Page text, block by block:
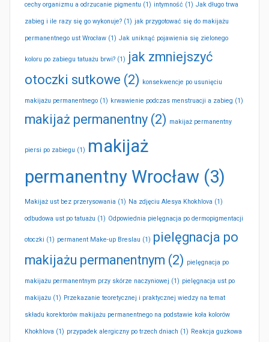
cechy organizmu a odrzucanie pigmentu (1) intymność (1) Jak długo trwa
zabieg i ile razy się go wykonuje? (1) jak przygotować się do makijażu
permanentnego ust Wrocław (1) Jak uniknąć pojawienia się zielonego
koloru po zabiegu tatuażu brwi? (1) jak zmniejszyć
otoczki sutkowe (2) konsekwencje po usunięciu
makijażu permanentnego (1) krwawienie podczas menstruacji a zabieg (1)
makijaż permanentny (2) makijaż permanentny
piersi po zabiegu (1) makijaż
permanentny Wrocław (3)
Makijaż ust bez przerysowania (1) Na zdjęciu Alesya Khokhlova (1)
odbudowa ust po tatuażu (1) Odpowiednia pielęgnacja po dermopigmentacji
otoczki (1) permanent Make-up Breslau (1) pielęgnacja po
makijażu permanentnym (2) pielęgnacja po
makijażu permanentnym przy skórze naczyniowej (1) pielęgnacja ust po
makijażu (1) Przekazanie teoretycznej i praktycznej wiedzy na temat
składu korektorów makijażu permanentnego na podstawie koła kolorów
Khokhlova (1) przypadek alergiczny po trzech dniach (1) Reakcja guzkowa